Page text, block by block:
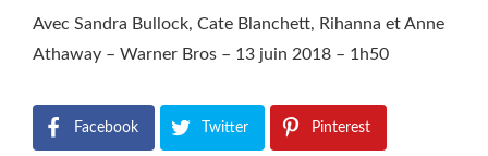
Avec Sandra Bullock, Cate Blanchett, Rihanna et Anne
Athaway – Warner Bros – 13 juin 2018 – 1h50
Facebook Twitter Pinterest